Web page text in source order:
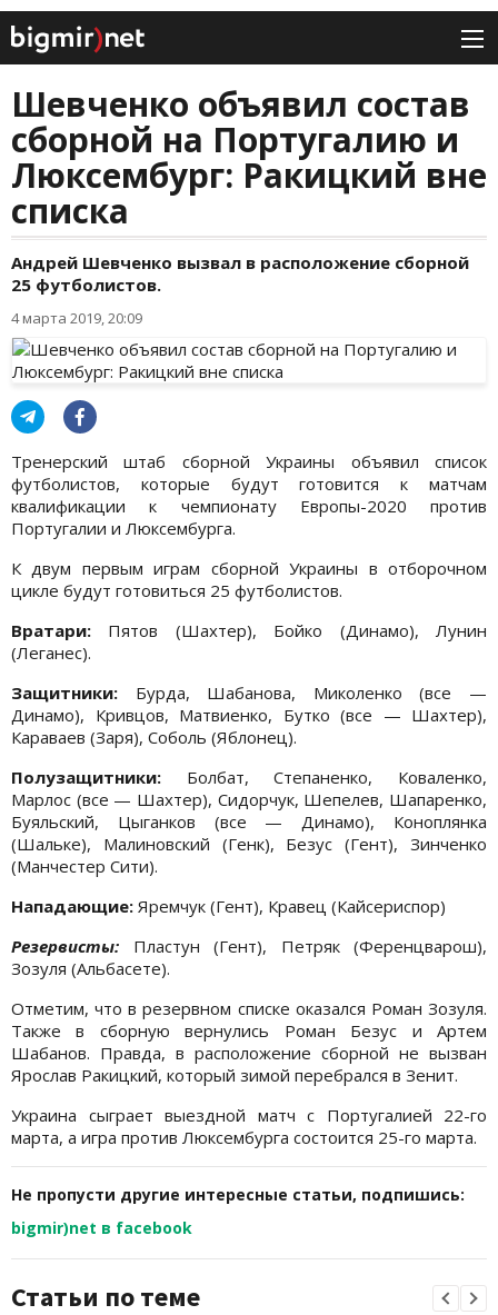
Шевченко объявил состав
сборной на Португалию и
Люксембург: Ракицкий вне
списка
Андрей Шевченко вызвал в расположение сборной
25 футболистов.
4 марта 2019, 20:09
Тренерский штаб сборной Украины объявил список
футболистов, которые будут готовится к матчам
квалификации к чемпионату Европы-2020 против
Португалии и Люксембурга.
К двум первым играм сборной Украины в отборочном
цикле будут готовиться 25 футболистов.
Вратари: Пятов (Шахтер), Бойко (Динамо), Лунин
(Леганес).
Защитники: Бурда, Шабанова, Миколенко (все —
Динамо), Кривцов, Матвиенко, Бутко (все — Шахтер),
Караваев (Заря), Соболь (Яблонец).
Полузащитники: Болбат, Степаненко, Коваленко,
Марлос (все — Шахтер), Сидорчук, Шепелев, Шапаренко,
Буяльский, Цыганков (все — Динамо), Коноплянка
(Шальке), Малиновский (Генк), Безус (Гент), Зинченко
(Манчестер Сити).
Нападающие: Яремчук (Гент), Кравец (Кайсериспор)
Резервисты: Пластун (Гент), Петряк (Ференцварош),
Зозуля (Альбасете).
Отметим, что в резервном списке оказался Роман Зозуля.
Также в сборную вернулись Роман Безус и Артем
Шабанов. Правда, в расположение сборной не вызван
Ярослав Ракицкий, который зимой перебрался в Зенит.
Украина сыграет выездной матч с Португалией 22-го
марта, а игра против Люксембурга состоится 25-го марта.
Не пропусти другие интересные статьи, подпишись:
bigmir)net в facebook
Статьи по теме